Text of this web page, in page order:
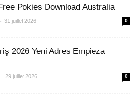
Pokies Download Australia
- 31 juillet 2026 0
2026 Yeni Adres Empieza
- 29 juillet 2026 0